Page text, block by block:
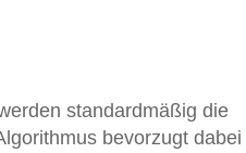
standardmäßig die
bevorzugt dabei